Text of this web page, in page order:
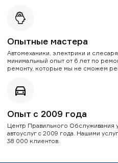
Опытные мастера
Автомеханики, электрики и
минимальный опыт от 6 лет по
ремонту, которые мы не сможем
Опыт с 2009 года
Центр Правильного Обслуживания
автоуслуг с 2009 года. Нашими
38 000 клиентов.